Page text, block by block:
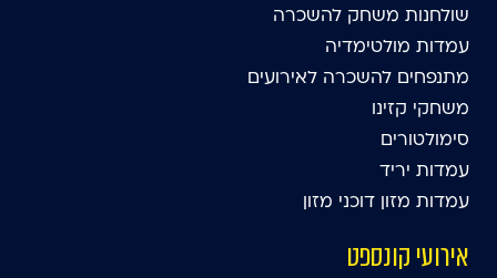
שולחנות משחק להשכרה
עמדות מולטימדיה
מתנפחים להשכרה לאירועים
משחקי קזינו
סימולטורים
עמדות יריד
עמדות מזון דוכני מזון
אירועי קונספט